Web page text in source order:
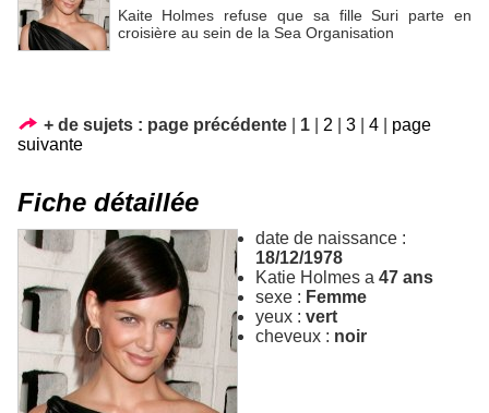
Kaite Holmes refuse que sa fille Suri parte en
croisière au sein de la Sea Organisation
+ de sujets : page précédente 1 2 3 4
page
suivante
Fiche détaillée
date de naissance :
18/12/1978
Katie Holmes a 47 ans
sexe : Femme
yeux : vert
cheveux : noir